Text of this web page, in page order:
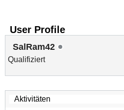
User Profile
SalRam42
Qualifiziert